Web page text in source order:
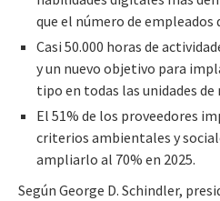
que el número de empleados
Casi 50.000 horas de
y un nuevo objetivo para
tipo en todas las unidades de
El 51% de los proveedores
criterios ambientales y
ampliarlo al 70% en 2025.
Según George D. Schindler,